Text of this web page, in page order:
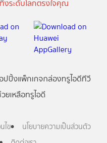
ระดับโลกตรงใจคุณ
ปปิ้งแพ็กเกจกล่องทรูไอดีทีวี
ยเหลือทรูไอดี
ไข
นโยบายความเป็นส่วนตัว